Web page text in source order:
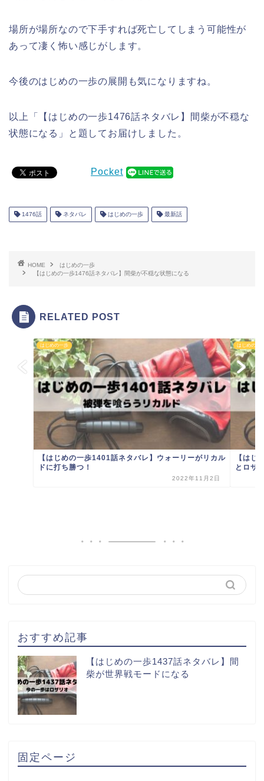
場所が場所なので下手すれば死亡してしまう可能性が
あって凄く怖い感じがします。
今後のはじめの一歩の展開も気になりますね。
以上「【はじめの一歩1476話ネタバレ】間柴が不穏な
状態になる」と題してお届けしました。
Pocket
1476話 ネタバレ はじめの一歩 最新話
HOME
はじめの一歩
【はじめの一歩1476話ネタバレ】間柴が不穏な状態になる
RELATED POST
はじめの一歩
【はじめの一歩1401話ネタバレ】ウォーリーがリカル
ドに打ち勝つ！
2022年11月2日
はじめの一
【はじ
とロザ
おすすめ記事
【はじめの一歩1437話ネタバレ】間
柴が世界戦モードになる
固定ページ